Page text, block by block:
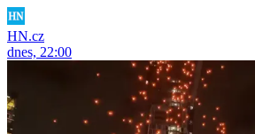
HN.cz
dnes, 22:00